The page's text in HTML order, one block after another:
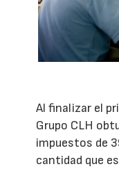
Al finalizar el
Grupo CLH
impuestos de
cantidad que